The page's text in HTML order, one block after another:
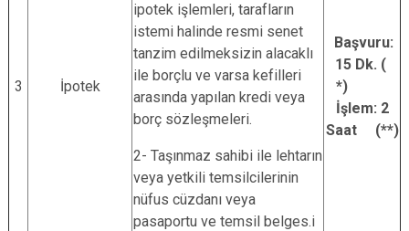
3 İpotek
ipotek işlemleri, tarafların
istemi halinde resmi senet
tanzim edilmeksizin alacaklı
ile borçlu ve varsa kefilleri
arasında yapılan kredi veya
borç sözleşmeleri.
2- Taşınmaz sahibi ile lehtarın
veya yetkili temsilcilerinin
nüfus cüzdanı veya
pasaportu ve temsil belges.i
Başvuru:
15 Dk. (
*)
İşlem: 2
Saat (**)